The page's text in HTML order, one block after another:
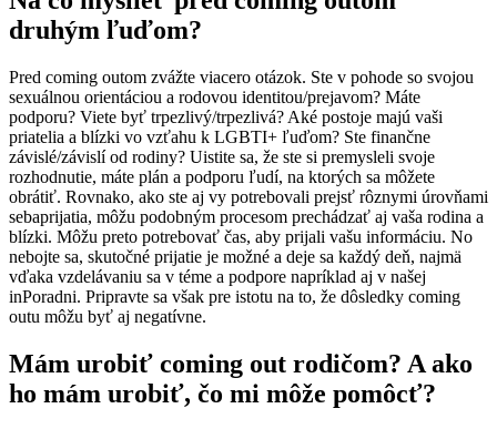
druhým ľuďom?
Pred coming outom zvážte viacero otázok. Ste v pohode so svojou
sexuálnou orientáciou a rodovou identitou/prejavom? Máte
podporu? Viete byť trpezlivý/trpezlivá? Aké postoje majú vaši
priatelia a blízki vo vzťahu k LGBTI+ ľuďom? Ste finančne
závislé/závislí od rodiny? Uistite sa, že ste si premysleli svoje
rozhodnutie, máte plán a podporu ľudí, na ktorých sa môžete
obrátiť. Rovnako, ako ste aj vy potrebovali prejsť rôznymi úrovňami
sebaprijatia, môžu podobným procesom prechádzať aj vaša rodina a
blízki. Môžu preto potrebovať čas, aby prijali vašu informáciu. No
nebojte sa, skutočné prijatie je možné a deje sa každý deň, najmä
vďaka vzdelávaniu sa v téme a podpore napríklad aj v našej
inPoradni. Pripravte sa však pre istotu na to, že dôsledky coming
outu môžu byť aj negatívne.‍
Mám urobiť coming out rodičom? A ako
ho mám urobiť, čo mi môže pomôcť?